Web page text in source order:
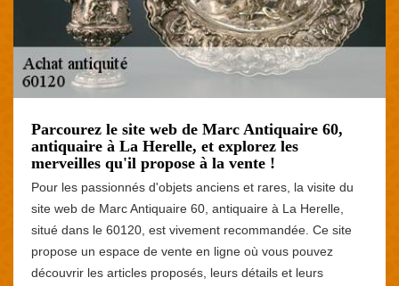
Parcourez le site web de Marc Antiquaire 60,
antiquaire à La Herelle, et explorez les
merveilles qu'il propose à la vente !
Pour les passionnés d'objets anciens et rares, la visite du
site web de Marc Antiquaire 60, antiquaire à La Herelle,
situé dans le 60120, est vivement recommandée. Ce site
propose un espace de vente en ligne où vous pouvez
découvrir les articles proposés, leurs détails et leurs